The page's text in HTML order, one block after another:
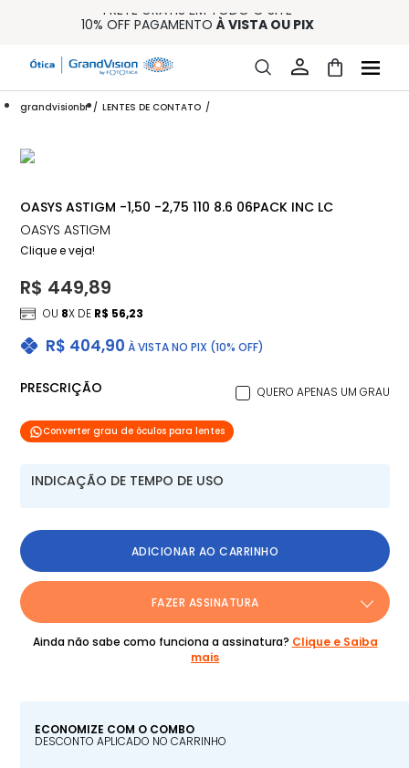
FRETE GRÁTIS EM TODO O SITE
10% OFF PAGAMENTO À VISTA OU PIX
15% OFF NA PRIMEIRA COMPRA (CONSULTE REGULAMENTO)
32% OFF NO COMBO - CONS. REG.
grandvisionbr LENTES DE CONTATO
OASYS ASTIGM -1,50 -2,75 110 8.6 06PACK INC LC
OASYS ASTIGM
Clique e veja!
R$ 404,90 À VISTA NO PIX (10% OFF)
R$ 449,89
OU 8X DE R$ 56,23
PRESCRIÇÃO QUERO APENAS UM GRAU
Converter grau de óculos para lentes
INDICAÇÃO DE TEMPO DE USO
ADICIONAR AO CARRINHO
FAZER ASSINATURA
Ainda não sabe como funciona a assinatura? Clique e Saiba
mais
ECONOMIZE COM O COMBO
DESCONTO APLICADO NO CARRINHO